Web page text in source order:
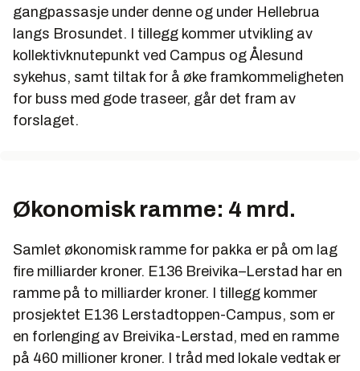
gangpassasje under denne og under Hellebrua
langs Brosundet. I tillegg kommer utvikling av
kollektivknutepunkt ved Campus og Ålesund
sykehus, samt tiltak for å øke framkommeligheten
for buss med gode traseer, går det fram av
forslaget.
Økonomisk ramme: 4 mrd.
Samlet økonomisk ramme for pakka er på om lag
fire milliarder kroner. E136 Breivika–Lerstad har en
ramme på to milliarder kroner. I tillegg kommer
prosjektet E136 Lerstadtoppen-Campus, som er
en forlenging av Breivika-Lerstad, med en ramme
på 460 millioner kroner. I tråd med lokale vedtak er